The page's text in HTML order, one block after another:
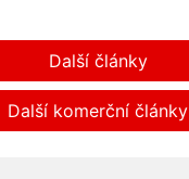
Další články
Další komerční články